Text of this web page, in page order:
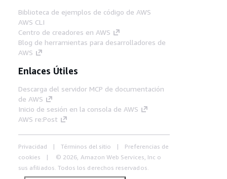
Biblioteca de ejemplos de código de AWS
AWS CLI
Centro de creadores en AWS
Blog de herramientas para desarrolladores de
AWS
Enlaces Útiles
Descarga del servidor MCP de documentación
de AWS
Inicio de sesión en la consola de AWS
AWS re:Post
Privacidad Términos del sitio
Preferencias de
cookies
© 2026, Amazon Web Services, Inc o
sus afiliados. Todos los derechos reservados.